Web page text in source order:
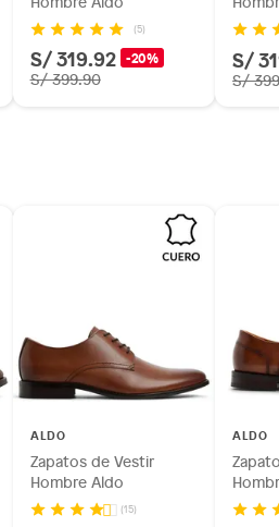
(5)
S/ 319.92 -20%
S/ 399.90
S/
S/
ALDO
Zapatos de Vestir
Hombre Aldo
(15)
ALDO